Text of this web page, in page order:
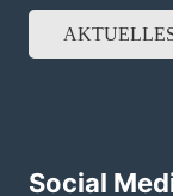
Social